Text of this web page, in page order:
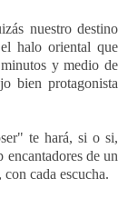
nuestro destino
halo oriental que
y medio de
bien protagonista
te hará, si o si,
encantadores de un
con cada escucha.